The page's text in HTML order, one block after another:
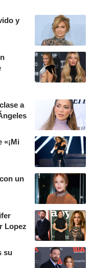
y
a
«¡Mi
un
Lopez
su